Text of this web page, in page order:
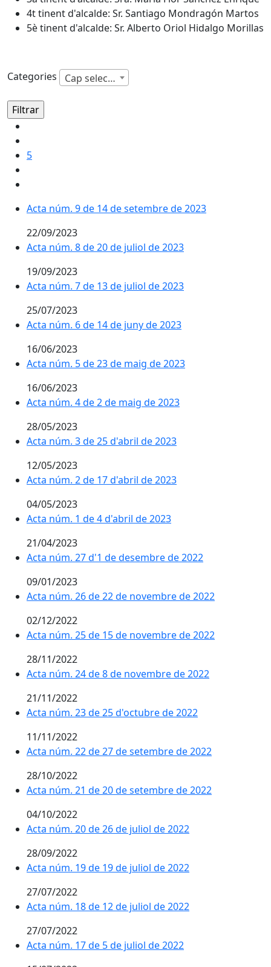
4t tinent d'alcalde: Sr. Santiago Mondragón Martos
5è tinent d'alcalde: Sr. Alberto Oriol Hidalgo Morillas
Categories Cap selecció
5
Acta núm. 9 de 14 de setembre de 2023
22/09/2023
Acta núm. 8 de 20 de juliol de 2023
19/09/2023
Acta núm. 7 de 13 de juliol de 2023
25/07/2023
Acta núm. 6 de 14 de juny de 2023
16/06/2023
Acta núm. 5 de 23 de maig de 2023
16/06/2023
Acta núm. 4 de 2 de maig de 2023
28/05/2023
Acta núm. 3 de 25 d'abril de 2023
12/05/2023
Acta núm. 2 de 17 d'abril de 2023
04/05/2023
Acta núm. 1 de 4 d'abril de 2023
21/04/2023
Acta núm. 27 d'1 de desembre de 2022
09/01/2023
Acta núm. 26 de 22 de novembre de 2022
02/12/2022
Acta núm. 25 de 15 de novembre de 2022
28/11/2022
Acta núm. 24 de 8 de novembre de 2022
21/11/2022
Acta núm. 23 de 25 d'octubre de 2022
11/11/2022
Acta núm. 22 de 27 de setembre de 2022
28/10/2022
Acta núm. 21 de 20 de setembre de 2022
04/10/2022
Acta núm. 20 de 26 de juliol de 2022
28/09/2022
Acta núm. 19 de 19 de juliol de 2022
27/07/2022
Acta núm. 18 de 12 de juliol de 2022
27/07/2022
Acta núm. 17 de 5 de juliol de 2022